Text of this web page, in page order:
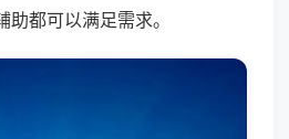
都可以满足需求。